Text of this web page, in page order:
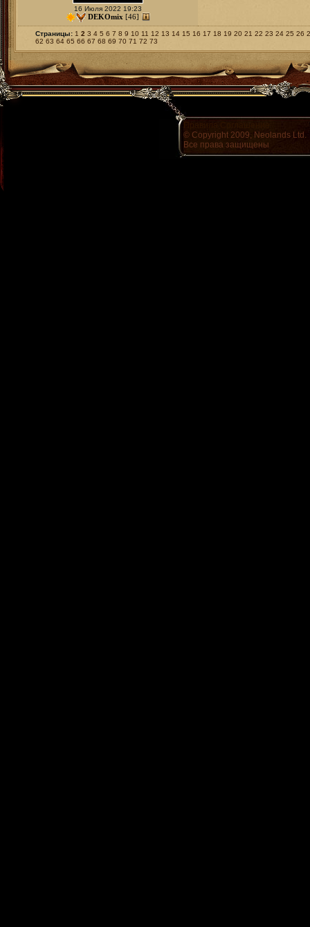
16 Июля 2022 19:23
DEKOmix [46]
Страницы: 1 2 3 4 5 6 7 8 9 10 11 12 13 14 15 16 17 18 19 20 21 22 23 24 25 26
62 63 64 65 66 67 68 69 70 71 72 73
© Copyright 2009, Neolands Ltd.
Все права защищены